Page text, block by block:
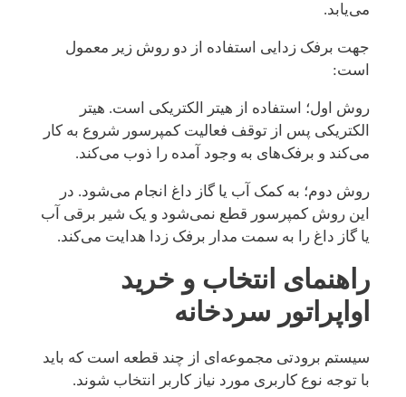
می‌یابد.
جهت برفک زدایی استفاده از دو روش زیر معمول
است:
روش اول؛ استفاده از هیتر الکتریکی است. هیتر
الکتریکی پس از توقف فعالیت کمپرسور شروع به کار
می‌کند و برفک‌های به ‌وجود آمده را ذوب می‌کند.
روش دوم؛ به کمک آب یا گاز داغ انجام می‌شود. در
این روش کمپرسور قطع نمی‌شود و یک شیر برقی آب
یا گاز داغ را به سمت مدار برفک زدا هدایت می‌کند.
راهنمای انتخاب و خرید
اواپراتور سردخانه
سیستم برودتی مجموعه‌ای از چند قطعه است که باید
با توجه نوع کاربری مورد نیاز کاربر انتخاب شوند.